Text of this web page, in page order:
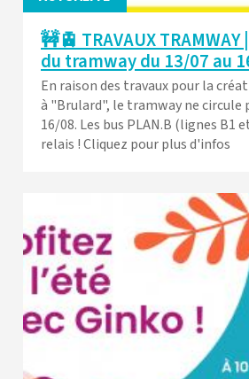
🚧🚊 TRAVAUX
du tramway du 13/07 au
En raison des travaux pour la
à "Brulard", le tramway ne circule
16/08. Les bus PLAN.B (lignes B1
relais ! Cliquez pour plus d'infos